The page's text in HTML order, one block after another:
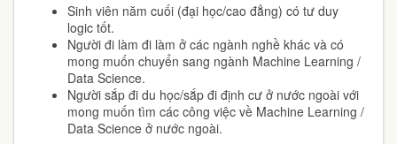
Sinh viên năm cuối (đại học/cao đẳng) có tư duy
logic tốt.
Người đi làm đi làm ở các ngành nghề khác và có
mong muốn chuyển sang ngành Machine Learning /
Data Science.
Người sắp đi du học/sắp đi định cư ở nước ngoài với
mong muốn tìm các công việc về Machine Learning /
Data Science ở nước ngoài.